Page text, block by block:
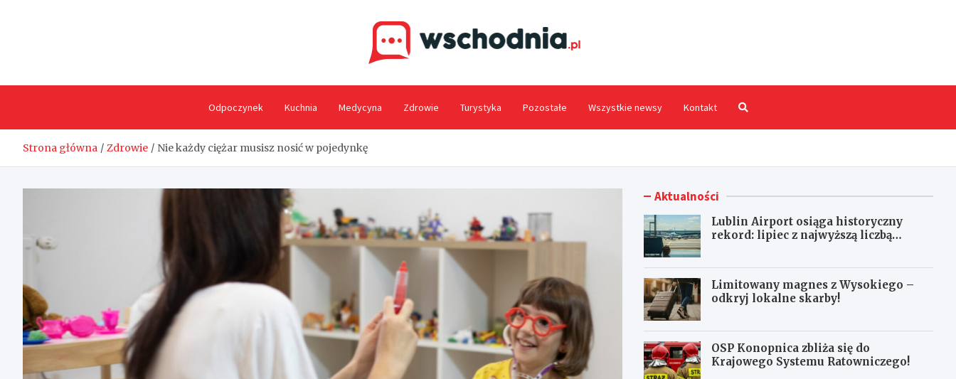
Odpoczynek Kuchnia Medycyna Zdrowie Turystyka Pozostałe Wszystkie newsy Kontakt
Strona główna Zdrowie Nie każdy ciężar musisz nosić w pojedynkę
Aktualności
Lublin Airport osiąga historyczny
rekord: lipiec z najwyższą liczbą
Limitowany magnes z Wysokiego –
odkryj lokalne skarby!
OSP Konopnica zbliża się do
Krajowego Systemu Ratowniczego!